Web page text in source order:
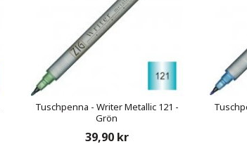
Tuschpenna - Writer Metallic 121 -
Grön
39,90 kr